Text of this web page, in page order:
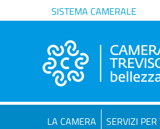
SISTEMA CAMERALE
LA CAMERA SERVIZI